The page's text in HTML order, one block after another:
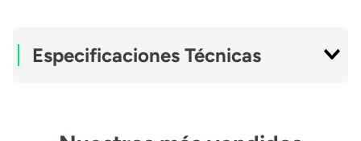
Especificaciones Técnicas